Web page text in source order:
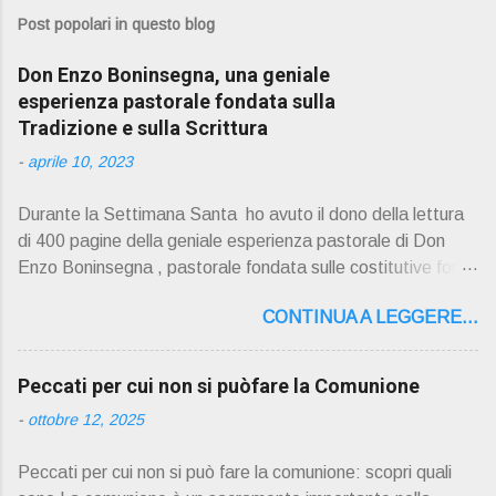
Post popolari in questo blog
Don Enzo Boninsegna, una geniale
esperienza pastorale fondata sulla
Tradizione e sulla Scrittura
- aprile 10, 2023
Durante la Settimana Santa ho avuto il dono della lettura
di 400 pagine della geniale esperienza pastorale di Don
Enzo Boninsegna , pastorale fondata sulle costitutive fon ti
Dio giunta in continuit à ecclesiale a noi per mezzo di Gesù,
degli Apostoli e dei loro successori . Io don Gino Oliosi v
orrei contribuire ad una lettura non pregiudiziale su don
Enzo Boninsegna . Per gli ultimi tempi di vita l'ho scelto
come Confessore. Del suo volume " ERO "CURATO" …
D on Enzo Boninsegna , per ordinazioni Via San Giovanni
CONTINUA A LEGGERE...
Peccati per cui non si puòfare la Comunione
- ottobre 12, 2025
Peccati per cui non si può fare la comunione: scopri quali